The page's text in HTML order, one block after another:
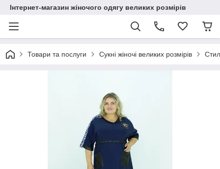
Інтернет-магазин жіночого одягу великих розмірів
Товари та послуги Сукні жіночі великих розмірів